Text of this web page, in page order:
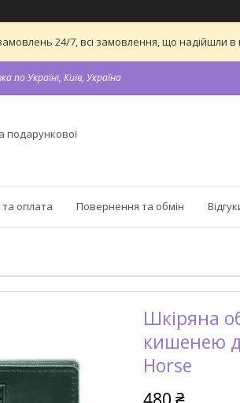
24/7, всі замовлення, що
по Україні, Київ, Україна
подарункової
оплата Повернення та обмін
Шкіряна
кишенею
Horse